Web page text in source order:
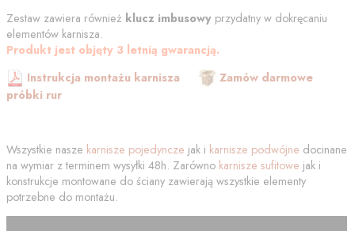
Zestaw zawiera również klucz imbusowy przydatny w dokręcaniu
elementów karnisza.
Produkt jest objęty 3 letnią gwarancją.
Instrukcja montażu karnisza
Zamów darmowe
próbki rur
Wszystkie nasze karnisze pojedyncze jak i karnisze podwójne docinane
na wymiar z terminem wysyłki 48h. Zarówno karnisze sufitowe jak i
konstrukcje montowane do ściany zawierają wszystkie elementy
potrzebne do montażu.